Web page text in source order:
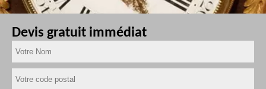
Devis gratuit immédiat